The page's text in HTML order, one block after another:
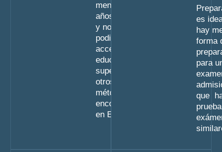
menos 25
años o más
y no haber
podido
acceder a
educación
superior por
otros
métodos
encontrarse
en España.
es
hay
forma
para
que